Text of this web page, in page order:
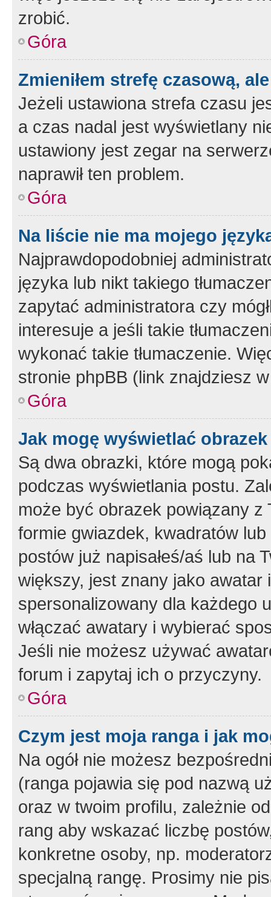
zrobić.
Góra
Zmieniłem strefę czasową,
Jeżeli ustawiona strefa czasu
a czas nadal jest wyświetlany
ustawiony jest zegar na
naprawił ten problem.
Góra
Na liście nie ma mojego
Najprawdopodobniej
języka lub nikt takiego
zapytać administratora czy
interesuje a jeśli takie
wykonać takie tłumaczenie.
stronie phpBB (link znajdziesz
Góra
Jak mogę wyświetlać
Są dwa obrazki, które mogą
podczas wyświetlania postu.
może być obrazek powiązany z
formie gwiazdek, kwadratów
postów już napisałeś/aś lub na
większy, jest znany jako
spersonalizowany dla każdego
włączać awatary i wybierać
Jeśli nie możesz używać
forum i zapytaj ich o przyczyny.
Góra
Czym jest moja ranga i jak
Na ogół nie możesz
(ranga pojawia się pod nazwą
oraz w twoim profilu, zależnie
rang aby wskazać liczbę
konkretne osoby, np.
specjalną rangę. Prosimy nie